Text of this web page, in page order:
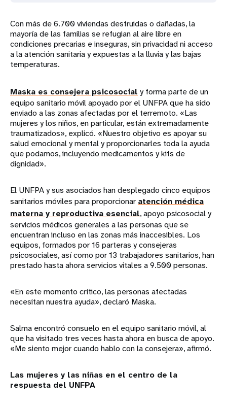
Con más de 6.700 viviendas destruidas o dañadas, la
mayoría de las familias se refugian al aire libre en
condiciones precarias e inseguras, sin privacidad ni acceso
a la atención sanitaria y expuestas a la lluvia y las bajas
temperaturas.
Maska es consejera psicosocial y forma parte de un
equipo sanitario móvil apoyado por el UNFPA que ha sido
enviado a las zonas afectadas por el terremoto. «Las
mujeres y los niños, en particular, están extremadamente
traumatizados», explicó. «Nuestro objetivo es apoyar su
salud emocional y mental y proporcionarles toda la ayuda
que podamos, incluyendo medicamentos y kits de
dignidad».
El UNFPA y sus asociados han desplegado cinco equipos
sanitarios móviles para proporcionar atención médica
materna y reproductiva esencial, apoyo psicosocial y
servicios médicos generales a las personas que se
encuentran incluso en las zonas más inaccesibles. Los
equipos, formados por 16 parteras y consejeras
psicosociales, así como por 13 trabajadores sanitarios, han
prestado hasta ahora servicios vitales a 9.500 personas.
«En este momento crítico, las personas afectadas
necesitan nuestra ayuda», declaró Maska.
Salma encontró consuelo en el equipo sanitario móvil, al
que ha visitado tres veces hasta ahora en busca de apoyo.
«Me siento mejor cuando hablo con la consejera», afirmó.
Las mujeres y las niñas en el centro de la
respuesta del UNFPA